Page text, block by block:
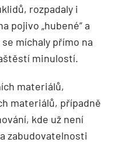
rozpadaly i
pojivo „hubené“ a
míchaly přímo na
minulostí.
materiálů,
materiálů, případně
kde už není
zabudovatelnosti